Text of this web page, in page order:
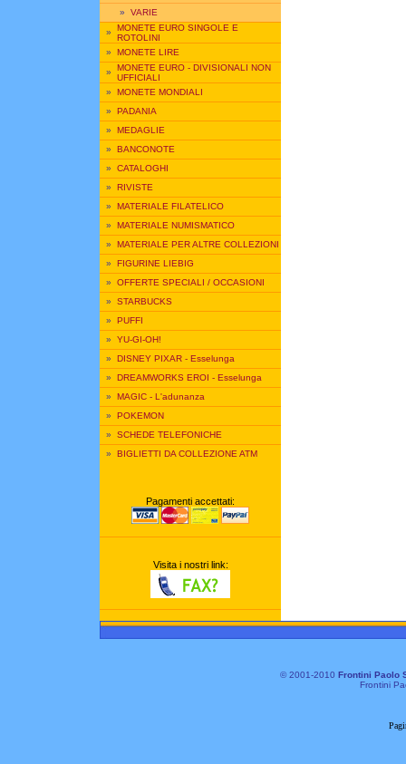
» VARIE
» MONETE EURO SINGOLE E
ROTOLINI
» MONETE LIRE
» MONETE EURO - DIVISIONALI NON
UFFICIALI
» MONETE MONDIALI
» PADANIA
» MEDAGLIE
» BANCONOTE
» CATALOGHI
» RIVISTE
» MATERIALE FILATELICO
» MATERIALE NUMISMATICO
» MATERIALE PER ALTRE COLLEZIONI
» FIGURINE LIEBIG
» OFFERTE SPECIALI / OCCASIONI
» STARBUCKS
» PUFFI
» YU-GI-OH!
» DISNEY PIXAR - Esselunga
» DREAMWORKS EROI - Esselunga
» MAGIC - L'adunanza
» POKEMON
» SCHEDE TELEFONICHE
» BIGLIETTI DA COLLEZIONE ATM
Pagamenti accettati:
Visita i nostri link:
© 2001-2010 Frontini Paolo
Frontini